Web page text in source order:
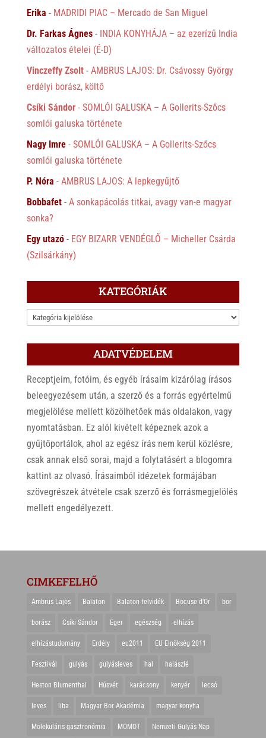
Erika - MADRIDI PIAC – Mercado de San Miguel
Dr. Farkas Ágnes- INDIA KONYHÁJA – az ezerízű India
változatos ételei (É-D)
Vinczeffy Zsolt- AMBRUS LAJOS: Dr. Csávossy György
erdélyi borász, költő
Csíki Sándor- SOMLÓI GALUSKA – A Gollerits-Szőcs
somlói galuska története
Nagy Imre- SOMLÓI GALUSKA – A Gollerits-Szőcs
somlói galuska története
P. Nóra - AMBRUS LAJOS: A lepkegyűjtő
Bobbafet- A sonkapácolás titkai, avagy van-e magyar
sonka?
Egy utazó- EGY BIZARR VENDÉGLŐ – Micheller Csárda
(Szilsárkány)
KATEGÓRIÁK
KATEGÓRIÁK
ADATVÉDELEM
Receptjeim, fotóim, és egyéb írásaim kizárólag írásos
beleegyezésem után, a szerző és a forrás egyértelmű
megjelölése mellett közölhetőek más oldalakon, vagy
nyomtatásban. Ez alól kivételt képeznek azok a
gyűjtőportálok, ahol az egész írás nem kerül közlésre,
csak annak első sorai, majd a folytatásért a blogomra
kattint az olvasó. Írásaimból idézetek formájában
szövegrészek átvétele csak szerző és forrásmegjelölés
mellett engedélyezett.
CIMKEFELHŐ
Ambrus Lajos Balaton Balaton-felvidék Bocuse d'Or bor
borász Csíki Sándor Eger egészség elhízás
elhízástudomány Erdély eu2011 EU Elnökség 2011
Fesztivál gulyás gulyásleves hal halászlé
Heston Blumenthal Húsvét karácsony kenyér lecsó
leves liba Magyar Bor Akadémia magyar konyha
Molekuláris gasztronómia MOMOT Nemzeti Gulyás Nap